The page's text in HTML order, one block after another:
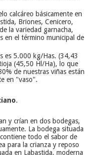
calcáreo básicamente en
Briones, Cenicero,
la variedad garnacha,
en el término municipal de
es 5.000 kg/Has. (34,43
(45,50 Hl/Ha), lo que
de nuestras viñas están
en "vaso".
.
y crían en dos bodegas,
La bodega situada
todo el sabor de
para la crianza y reposo
en Labastida, moderna